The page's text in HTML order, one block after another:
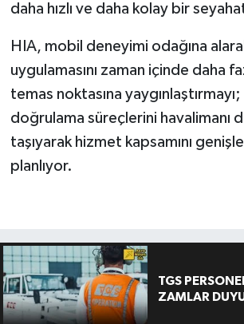
daha hızlı ve daha kolay bir
HIA, mobil deneyimi odağına
uygulamasını zaman içinde daha
temas noktasına
doğrulama süreçlerini havalimanı
taşıyarak hizmet kapsamını
planlıyor.
TGS
ZAMLAR